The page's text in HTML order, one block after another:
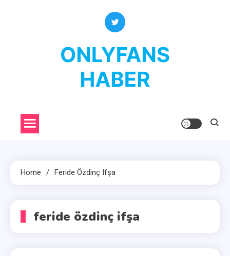
Home Feride Özdinç Ifşa
feride özdinç ifşa